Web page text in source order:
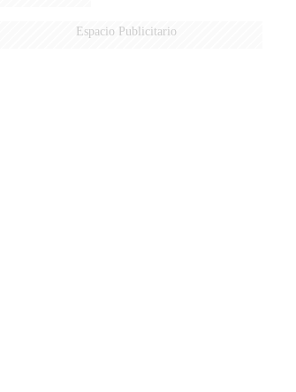
Espacio Publicitario